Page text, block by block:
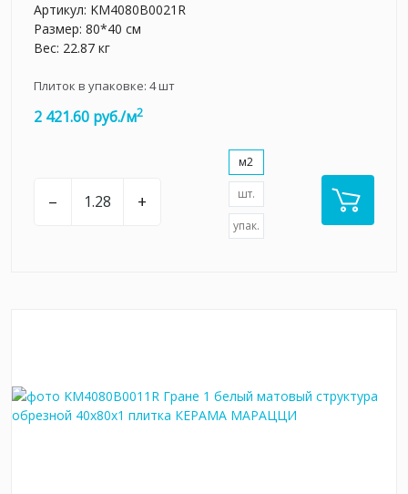
Артикул: KM4080B0021R
Размер: 80*40 см
Вес: 22.87 кг
Плиток в упаковке: 4шт
2 421.60 руб./м2
– +
м2
шт.
упак.